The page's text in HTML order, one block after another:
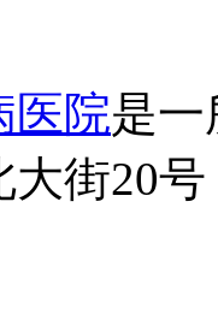
医院是
街20